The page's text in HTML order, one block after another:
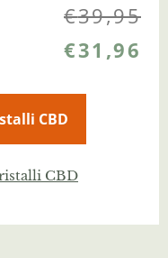
€39,95
€31,96
CBD
CBD